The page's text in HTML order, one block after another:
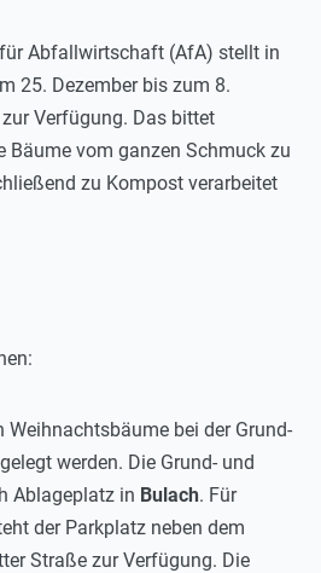
Abfallwirtschaft (AfA) stellt in
25. Dezember bis zum 8.
Verfügung. Das bittet
Bäume vom ganzen Schmuck zu
zu Kompost verarbeitet
Weihnachtsbäume bei der Grund-
werden. Die Grund- und
Ablageplatz in Bulach. Für
der Parkplatz neben dem
Straße zur Verfügung. Die